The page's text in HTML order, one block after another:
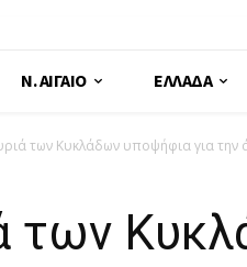
Ν. ΑΙΓΑΊΟ ΕΛΛΆΔΑ
των Κυκλάδων υποψήφια για την
των